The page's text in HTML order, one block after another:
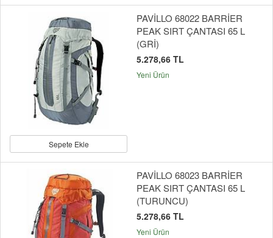
Sepete Ekle
PAVİLLO 68022 BARRİER
PEAK SIRT ÇANTASI 65 L
(GRİ)
5.278,66 TL
Yeni Ürün
PAVİLLO 68023 BARRİER
PEAK SIRT ÇANTASI 65 L
(TURUNCU)
5.278,66 TL
Yeni Ürün